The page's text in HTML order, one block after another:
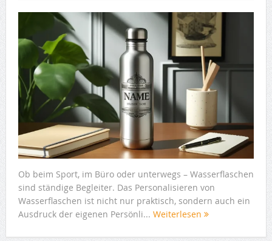
Ob beim Sport, im Büro oder unterwegs – Wasserflaschen
sind ständige Begleiter. Das Personalisieren von
Wasserflaschen ist nicht nur praktisch, sondern auch ein
Ausdruck der eigenen Persönli... Weiterlesen